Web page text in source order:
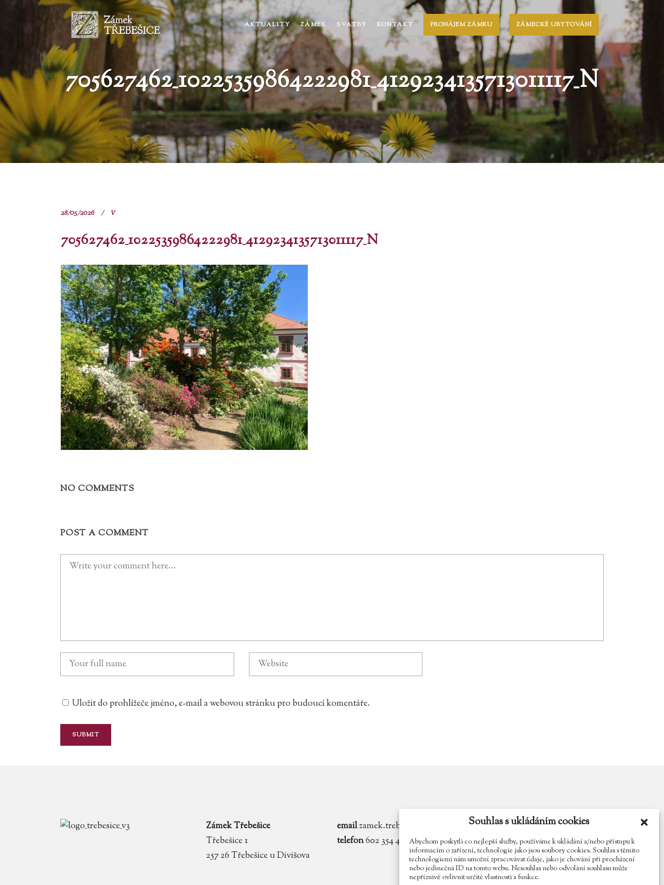
Souhlas s ukládáním cookies
Abychom poskytli co nejlepší služby, používáme k ukládání a/nebo přístupu k
informacím o zařízení, technologie jako jsou soubory cookies. Souhlas s těmito
technologiemi nám umožní zpracovávat údaje, jako je chování při procházení
nebo jedinečná ID na tomto webu. Nesouhlas nebo odvolání souhlasu může
nepříznivě ovlivnit určité vlastnosti a funkce.
AKTUALITY ZÁMEK SVATBY KONTAKT PRONÁJEM ZÁMKU ZÁMECKÉ UBYTOVÁNÍ
705627462_10225359864222981_4129234135713011117_N
28/05/2026 V
705627462_10225359864222981_4129234135713011117_N
NO COMMENTS
POST A COMMENT
Uložit do prohlížeče jméno, e-mail a webovou stránku pro budoucí komentáře.
Zámek Třebešice
Třebešice 1
257 26 Třebešice u Divišova
emailzamek.trebesice@volny.cz
telefon602 354 467
Najdete nás na Facebooku
Sledujte náš Instagram